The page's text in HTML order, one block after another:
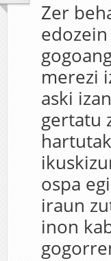
Zer
merezi
aski
gertatu
ospa
iraun
inon